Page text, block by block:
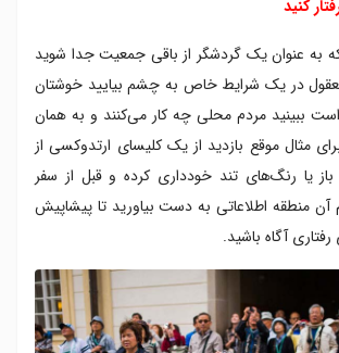
به عنوان یک گردشگر از باقی جمعیت جدا شوید
در یک شرایط خاص به چشم بیایید خوشتان
ببینید مردم محلی چه کار می‌کنند و به همان
مثال موقع بازدید از یک کلیسای ارتدوکسی از
یا رنگ‌های تند خودداری کرده و قبل از سفر
آن منطقه اطلاعاتی به دست بیاورید تا پیشاپیش
آگاه باشید.